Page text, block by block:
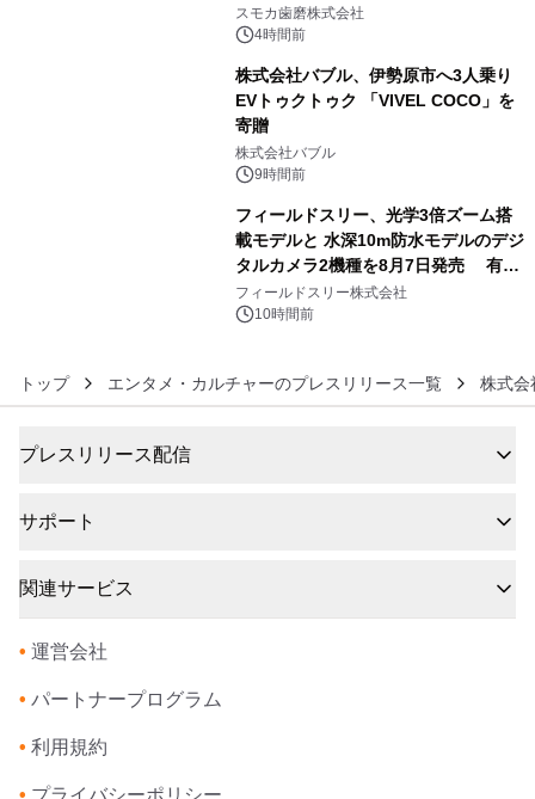
始！
スモカ歯磨株式会社
4時間前
株式会社バブル、伊勢原市へ3人乗り
EVトゥクトゥク 「VIVEL COCO」を
寄贈
株式会社バブル
9時間前
フィールドスリー、光学3倍ズーム搭
載モデルと 水深10m防水モデルのデジ
タルカメラ2機種を8月7日発売 有効
約1300万画素、用途別に選べるコンデ
ジ新登場
フィールドスリー株式会社
10時間前
トップ エンタメ・カルチャーのプレスリリース一覧 株式会
プレスリリース配信
サポート
関連サービス
• 運営会社
• パートナープログラム
• 利用規約
• プライバシーポリシー